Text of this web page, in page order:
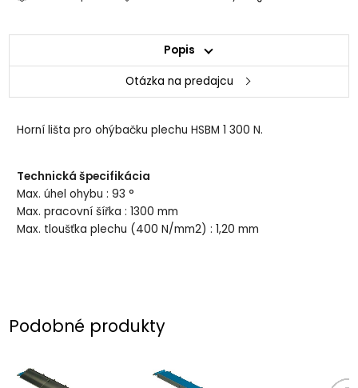
Popis
Otázka na predajcu
Horní lišta pro ohýbačku plechu HSBM 1 300 N.
Technická špecifikácia
Max. úhel ohybu : 93 °
Max. pracovní šířka : 1300 mm
Max. tloušťka plechu (400 N/mm2) : 1,20 mm
Podobné produkty